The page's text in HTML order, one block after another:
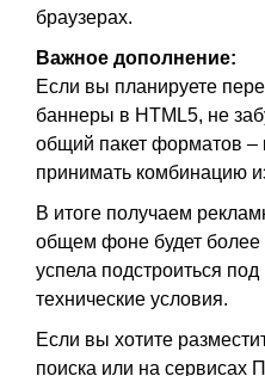
браузерах.
Важное дополнение:
Если вы планируете
баннеры в HTML5, не
общий пакет форматов
принимать комбинацию
В итоге получаем
общем фоне будет более
успела подстроиться
технические условия.
Если вы хотите
поиска или на сервисах